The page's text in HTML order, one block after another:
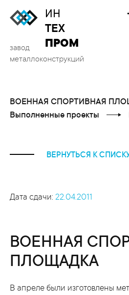
ИН
ТЕХ
ПРОМ
завод
металлоконструкций
ВОЕННАЯ СПОРТИВНАЯ
Выполненные проекты
ВЕРНУТЬСЯ К
Дата сдачи: 22.04.2011
ВОЕННАЯ
ПЛОЩАДКА
В апреле были изготовлены